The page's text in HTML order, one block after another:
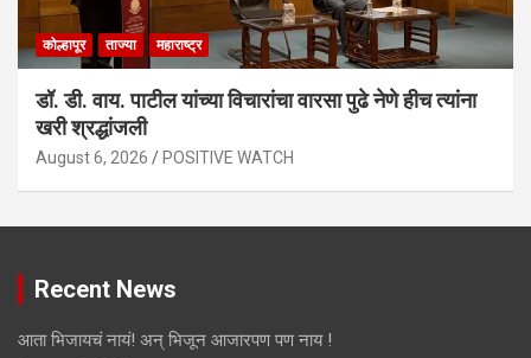
कोल्हापूर ताज्या महाराष्ट्र
डॉ. डी. वाय. पाटील यांच्या विचारांचा वारसा पुढे नेणे हीच त्यांना
खरी श्रद्धांजली
August 6, 2026 POSITIVE WATCH
Recent News
आता भिजायचं नायं! अन् भिजून आजारपण पण नाय !